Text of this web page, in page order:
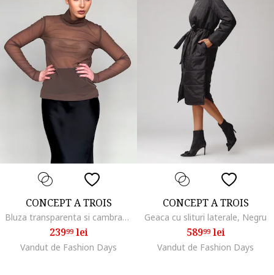
CONCEPT A TROIS
Bluza transparenta si cambrata cu guler, Maro taupe
23999lei
Vandut de Fashion Days
CONCEPT A TROIS
Geaca cu slituri laterale, Negru
58999lei
Vandut de Fashion Days